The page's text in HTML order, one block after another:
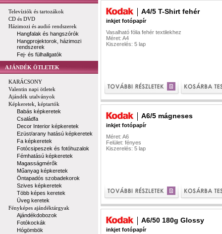
Televíziók és tartozákok
CD és DVD
Házimozi és audió rendszerek
Hangfalak és hangszórók
Hangprojektorok, házimozi
rendszerek
Fej- és fülhallgatók
AJÁNDÉK ÖTLETEK
KARÁCSONY
Valentin napi ötletek
Ajándék utalványok
Képkeretek, képtartók
Babás képkeretek
Családfa
Decor Interior képkeretek
Ezüst/arany hatású képkeretek
Fa képkeretek
Fotócsipeszek és fotóhuzalok
Fémhatású képkeretek
Magasságmérők
Műanyag képkeretek
Öntapadós szobadekorok
Szives képkeretek
Több képes keretek
Üveg keretek
Fényképes ajándéktárgyak
Ajándékdobozok
Fotókockák
Hógömbök
A4/5 T-Shirt fehér
inkjet fotópapír
Vasalható fólia fehér textilekhez
Méret: A4
Kiszerelés: 5 lap
A6/5 mágneses
inkjet fotópapír
Méret: A6
Felület: fényes
Kiszerelés: 5 lap
A6/50 180g Glossy
inkjet fotópapír